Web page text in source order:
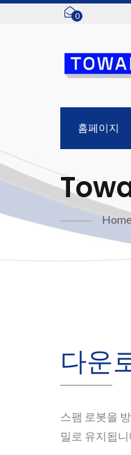
0
홈페이지
Home
다운
스팸 로봇을
밀로 유지됩니